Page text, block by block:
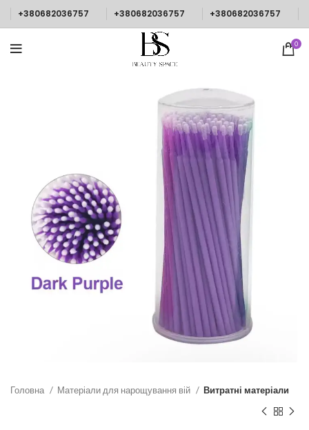
+380682036757 +380682036757 +380682036757
0
Головна Матеріали для нарощування вій Витратні матеріали